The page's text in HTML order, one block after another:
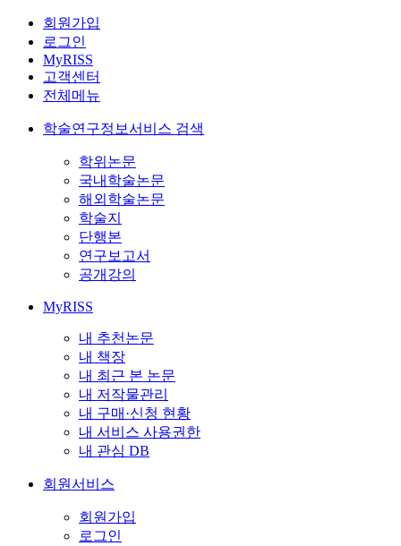
회원가입
로그인
MyRISS
고객센터
전체메뉴
학술연구정보서비스 검색
학위논문
국내학술논문
해외학술논문
학술지
단행본
연구보고서
공개강의
MyRISS
내 추천논문
내 책장
내 최근 본 논문
내 저작물관리
내 구매·신청 현황
내 서비스 사용권한
내 관심 DB
회원서비스
회원가입
로그인